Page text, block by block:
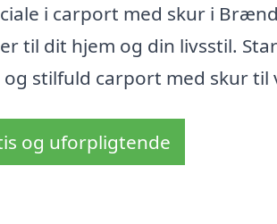
i carport med skur i
til dit hjem og din livsstil.
stilfuld carport med skur til
og uforpligtende